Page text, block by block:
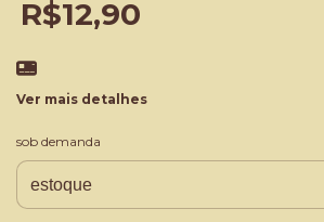
R$12,90
Ver mais detalhes
sob demanda